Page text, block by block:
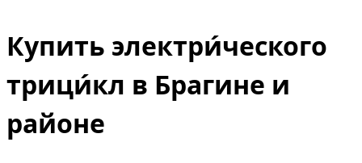
Купить электри́ческого
трици́кл в Брагине и
районе